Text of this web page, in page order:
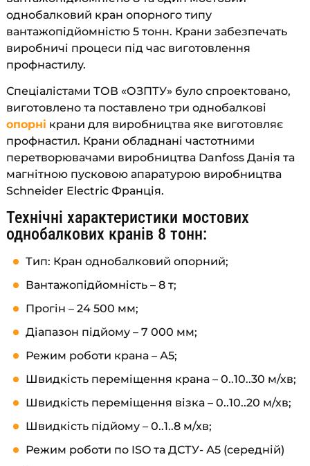
однобалковий кран опорного типу
вантажопідйомністю 5 тонн. Крани забезпечать
виробничі процеси під час виготовлення
профнастилу.
Спеціалістами ТОВ «ОЗПТУ» було спроектовано,
виготовлено та поставлено три однобалкові
опорні крани для виробництва яке виготовляє
профнастил. Крани обладнані частотними
перетворювачами виробництва Danfoss Данія та
магнітною пусковою апаратурою виробництва
Schneider Electric Франція.
Технічні характеристики мостових
однобалкових кранів 8 тонн:
Тип: Кран однобалковий опорний;
Вантажопідйомність – 8 т;
Прогін – 24 500 мм;
Діапазон підйому – 7 000 мм;
Режим роботи крана – А5;
Швидкість переміщення крана – 0..10..30 м/хв;
Швидкість переміщення візка – 0..10..20 м/хв;
Швидкість підйому – 0..1..8 м/хв;
Режим роботи по ISO та ДСТУ- А5 (середній)